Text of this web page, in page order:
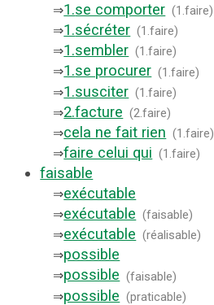
⇒1.se comporter (1.faire)
⇒1.sécréter (1.faire)
⇒1.sembler (1.faire)
⇒1.se procurer (1.faire)
⇒1.susciter (1.faire)
⇒2.facture (2.faire)
⇒cela ne fait rien (1.faire)
⇒faire celui qui (1.faire)
faisable
⇒exécutable
⇒exécutable (faisable)
⇒exécutable (réalisable)
⇒possible
⇒possible (faisable)
⇒possible (praticable)